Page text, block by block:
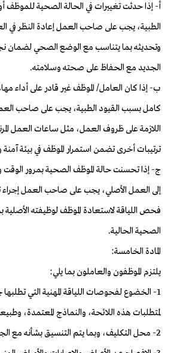
أ- إذا حدثت تغييرات في الحالة الصحية للموظف
الطبية، يجب على صاحب العمل إعادة النظر في
وتحديثه بما يتناسب مع الوضع الصحي لضمان
الجديد مع الحفاظ على صحته وسلامته.
ب- إذا كان العامل/ الموظف غير قادر على أداء
كامل بسبب القيود الطبية، يجب على صاحب
اللازمة على ظروف العمل، مثل ساعات العمل
ترتيبات أخرى تضمن استمرار الموظف في بيئة آمنة
ج- إذا تحسنت حالة الموظف الصحية بمرور الوقت
إلى العمل الأصلي، يجب على صاحب العمل
فحص اللياقة لاستعادة الموظف لوظيفته الأصلية
الصحية الحالية.
المادة الخامسة:
يلتزم الموظفون والعاملون بما يلي:
1- الخضوع لفحوصات اللياقة المهنية التي
لمتطلبات هذه اللائحة، والنماذج المعتمدة،
2- محل التكليف، وبما يتم التنسيق بشأنه مع الجهة المعنية داخل المنشأة.